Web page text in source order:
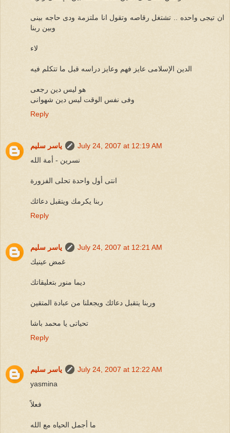
ان تيجى واحده .. تشتغل رقاصه وتقول انا ملتزمة ودى حاجه بينى
وبين ربنا
لاء
الدين الإسلامى عايز فهم وعايز دراسه قبل ما تتكلم فيه
هو ليس دين رجعى
وفى نفس الوقت ليس دين شهوانى
Reply
ياسر سليم
July 24, 2007 at 12:19 AM
نسرين - أمة الله
انتى أول واحدة تحلى الفزورة
ربنا يكرمك ويتقبل دعائك
Reply
ياسر سليم
July 24, 2007 at 12:21 AM
غمض عينيك
ديما منور بتعليقاتك
وربنا يتقبل دعائك ويجعلنا من عبادة المتقين
تحياتى يا محمد باشا
Reply
ياسر سليم
July 24, 2007 at 12:22 AM
yasmina
فعلاً
ما أجمل الحياه مع الله